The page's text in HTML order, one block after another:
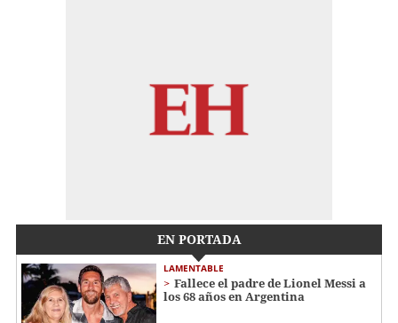
EN PORTADA
LAMENTABLE
Fallece el padre de Lionel Messi a
los 68 años en Argentina